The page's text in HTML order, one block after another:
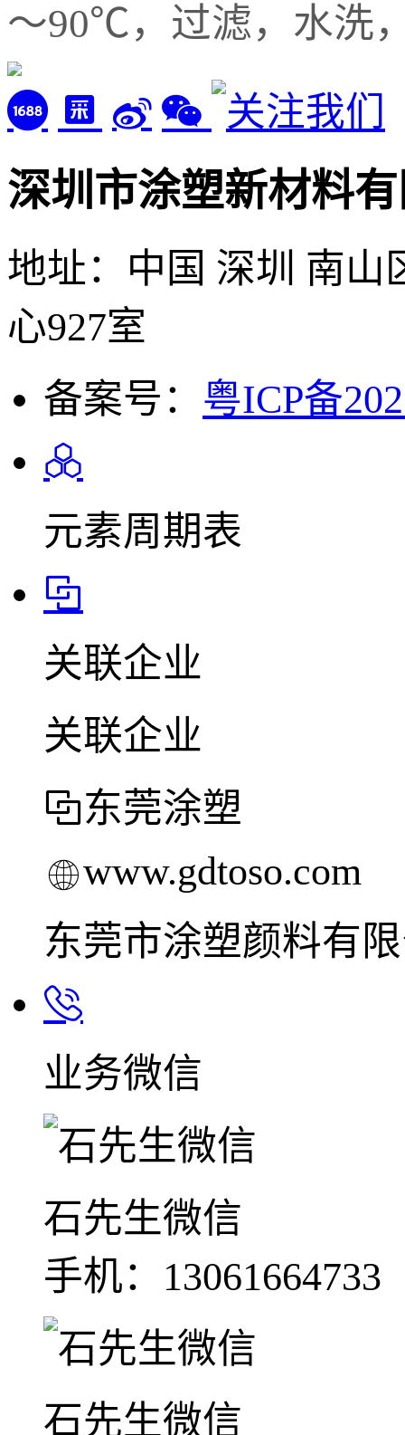
～90℃，过滤，水洗
深圳市涂塑新材料
地址：中国 深圳 南山
心927室
备案号： 粤ICP备
元素周期表
关联企业
关联企业
东莞涂塑
www.gdtoso.com
东莞市涂塑颜料有
业务微信
石先生微信
手机：13061664733
石先生微信